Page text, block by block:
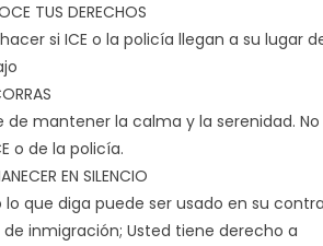
TUS DERECHOS
si ICE o la policía llegan a su lugar
de mantener la calma y la serenidad.
o de la policía.
EN SILENCIO
lo que diga puede ser usado en su
inmigración; Usted tiene derecho a